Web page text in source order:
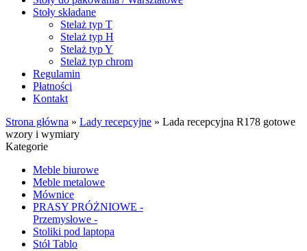
Stoły składane
Stelaż typ T
Stelaż typ H
Stelaż typ Y
Stelaż typ chrom
Regulamin
Płatności
Kontakt
Strona główna » Lady recepcyjne » Lada recepcyjna R178 gotowe
wzory i wymiary
Kategorie
Meble biurowe
Meble metalowe
Mównice
PRASY PRÓŻNIOWE -
Przemysłowe -
Stoliki pod laptopa
Stół Tablo